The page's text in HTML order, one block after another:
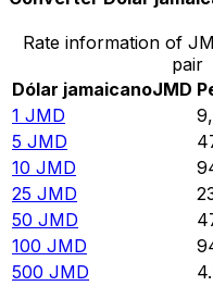
Rate information of
pair
Dólar jamaicanoJMD
1 JMD
5 JMD
10 JMD
25 JMD
50 JMD
100 JMD
500 JMD